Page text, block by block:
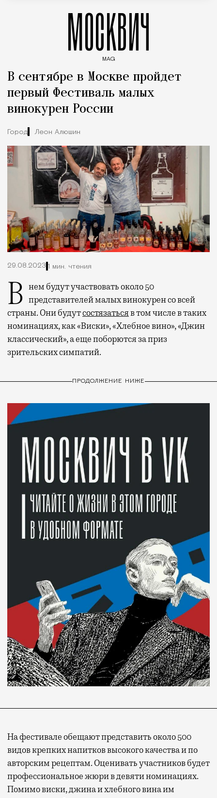
МОСКВИЧ
MAG
В сентябре в Москве пройдет
первый Фестиваль малых
винокурен России
Город Леон Алюшин
29.08.2023 1 мин. чтения
В нем будут участвовать около 50 представителей малых винокурен со всей
страны. Они будутсостязатьсяв том числе в таких
номинациях, как «Виски», «Хлебное вино», «Джин
классический», а еще поборются за приз
зрительских симпатий.
ПРОДОЛЖЕНИЕ НИЖЕ
На фестивале обещают представить около 500
видов крепких напитков высокого качества и по
авторским рецептам. Оценивать участников будет
профессиональное жюри в девяти номинациях.
Помимо виски, джина и хлебного вина им